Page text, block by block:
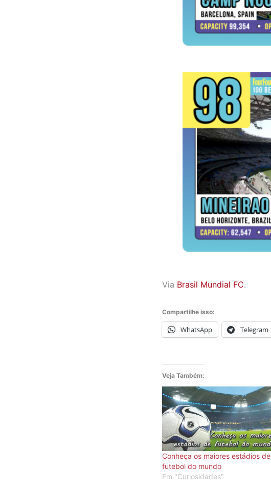
Via Brasil Mundial FC.
Compartilhe isso:
WhatsApp Telegram
Veja Também:
Conheça os maiores estádios de
futebol do mundo
Em "Curiosidades"